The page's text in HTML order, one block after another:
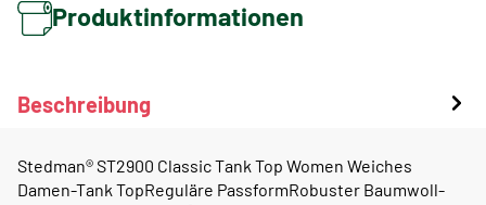
Produktinformationen
Beschreibung
Stedman® ST2900 Classic Tank Top Women Weiches
Damen-Tank TopReguläre PassformRobuster Baumwoll-